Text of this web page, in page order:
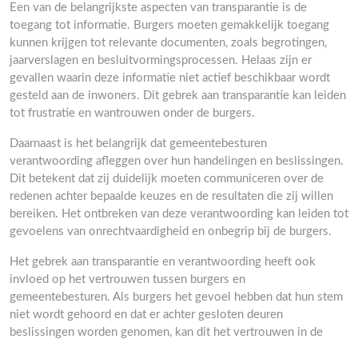
Een van de belangrijkste aspecten van transparantie is de
toegang tot informatie. Burgers moeten gemakkelijk toegang
kunnen krijgen tot relevante documenten, zoals begrotingen,
jaarverslagen en besluitvormingsprocessen. Helaas zijn er
gevallen waarin deze informatie niet actief beschikbaar wordt
gesteld aan de inwoners. Dit gebrek aan transparantie kan leiden
tot frustratie en wantrouwen onder de burgers.
Daarnaast is het belangrijk dat gemeentebesturen
verantwoording afleggen over hun handelingen en beslissingen.
Dit betekent dat zij duidelijk moeten communiceren over de
redenen achter bepaalde keuzes en de resultaten die zij willen
bereiken. Het ontbreken van deze verantwoording kan leiden tot
gevoelens van onrechtvaardigheid en onbegrip bij de burgers.
Het gebrek aan transparantie en verantwoording heeft ook
invloed op het vertrouwen tussen burgers en
gemeentebesturen. Als burgers het gevoel hebben dat hun stem
niet wordt gehoord en dat er achter gesloten deuren
beslissingen worden genomen, kan dit het vertrouwen in de